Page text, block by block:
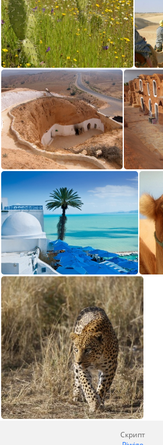
Скрипт